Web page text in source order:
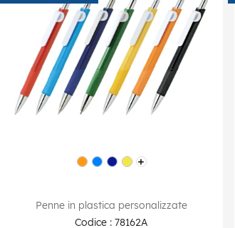
Penne in plastica personalizzate
Codice : 78162A